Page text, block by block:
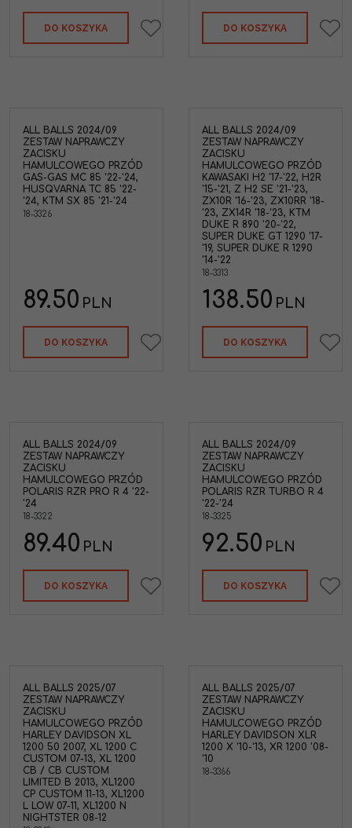
DO KOSZYKA DO KOSZYKA
ALL BALLS 2024/09
ZESTAW NAPRAWCZY
ZACISKU
HAMULCOWEGO PRZÓD
GAS-GAS MC 85 '22-'24,
HUSQVARNA TC 85 '22-
'24, KTM SX 85 '21-'24
18-3326
89.50 PLN
DO KOSZYKA
ALL BALLS 2024/09
ZESTAW NAPRAWCZY
ZACISKU
HAMULCOWEGO PRZÓD
KAWASAKI H2 '17-'22, H2R
'15-'21, Z H2 SE '21-'23,
ZX10R '16-'23, ZX10RR '18-
'23, ZX14R '18-'23, KTM
DUKE R 890 '20-'22,
SUPER DUKE GT 1290 '17-
'19, SUPER DUKE R 1290
'14-'22
18-3313
138.50 PLN
DO KOSZYKA
ALL BALLS 2024/09
ZESTAW NAPRAWCZY
ZACISKU
HAMULCOWEGO PRZÓD
POLARIS RZR PRO R 4 '22-
'24
18-3322
89.40 PLN
DO KOSZYKA
ALL BALLS 2024/09
ZESTAW NAPRAWCZY
ZACISKU
HAMULCOWEGO PRZÓD
POLARIS RZR TURBO R 4
'22-'24
18-3325
92.50 PLN
DO KOSZYKA
ALL BALLS 2025/07
ZESTAW NAPRAWCZY
ZACISKU
HAMULCOWEGO PRZÓD
HARLEY DAVIDSON XL
1200 50 2007, XL 1200 C
CUSTOM 07-13, XL 1200
CB / CB CUSTOM
LIMITED B 2013, XL1200
CP CUSTOM 11-13, XL1200
L LOW 07-11, XL1200 N
NIGHTSTER 08-12
ALL BALLS 2025/07
ZESTAW NAPRAWCZY
ZACISKU
HAMULCOWEGO PRZÓD
HARLEY DAVIDSON XLR
1200 X '10-'13, XR 1200 '08-
'10
18-3366